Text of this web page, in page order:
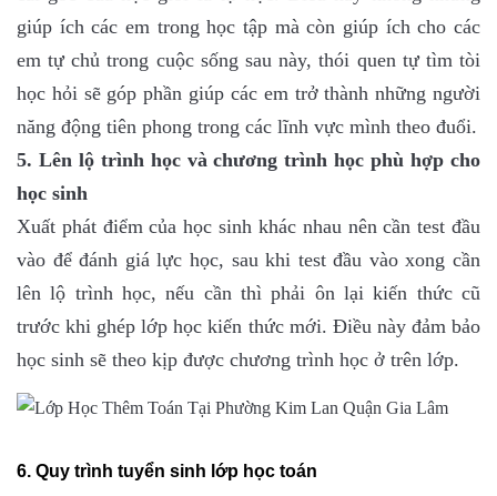
giúp ích các em trong học tập mà còn giúp ích cho các
em tự chủ trong cuộc sống sau này, thói quen tự tìm tòi
học hỏi sẽ góp phần giúp các em trở thành những người
năng động tiên phong trong các lĩnh vực mình theo đuổi.
5. Lên lộ trình học và chương trình học phù hợp cho
học sinh
Xuất phát điểm của học sinh khác nhau nên cần test đầu
vào để đánh giá lực học, sau khi test đầu vào xong cần
lên lộ trình học, nếu cần thì phải ôn lại kiến thức cũ
trước khi ghép lớp học kiến thức mới. Điều này đảm bảo
học sinh sẽ theo kịp được chương trình học ở trên lớp.
6. Quy trình tuyển sinh lớp học toán